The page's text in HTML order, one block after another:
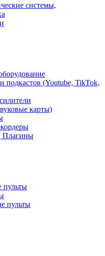
системы,
подкастов (Youtube, TikTok,
карты)
Плагины
пульты